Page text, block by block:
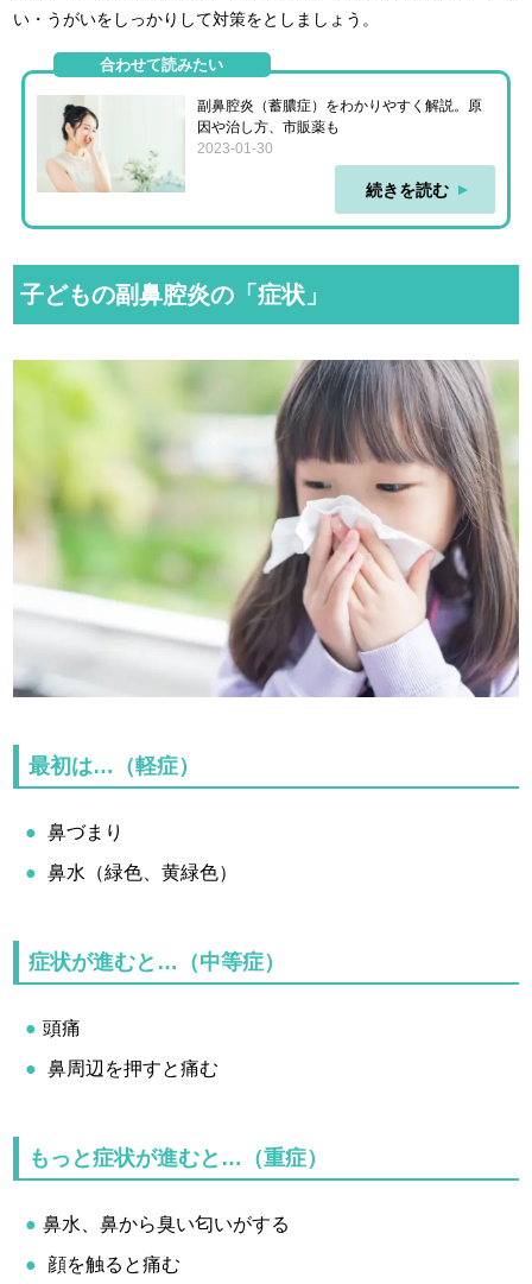
い・うがいをしっかりして対策をとしましょう。
合わせて読みたい
副鼻腔炎（蓄膿症）をわかりやすく解説。原
因や治し方、市販薬も
2023-01-30
続きを読む
子どもの副鼻腔炎の「症状」
最初は…（軽症）
鼻づまり
鼻水（緑色、黄緑色）
症状が進むと…（中等症）
頭痛
鼻周辺を押すと痛む
もっと症状が進むと…（重症）
鼻水、鼻から臭い匂いがする
顔を触ると痛む